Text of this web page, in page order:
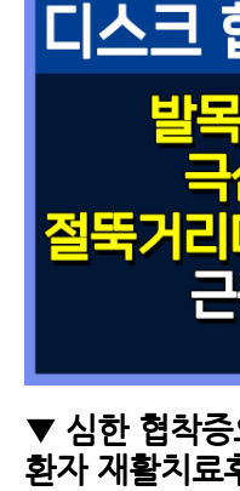
▼ 심한 협착증
환자 재활치